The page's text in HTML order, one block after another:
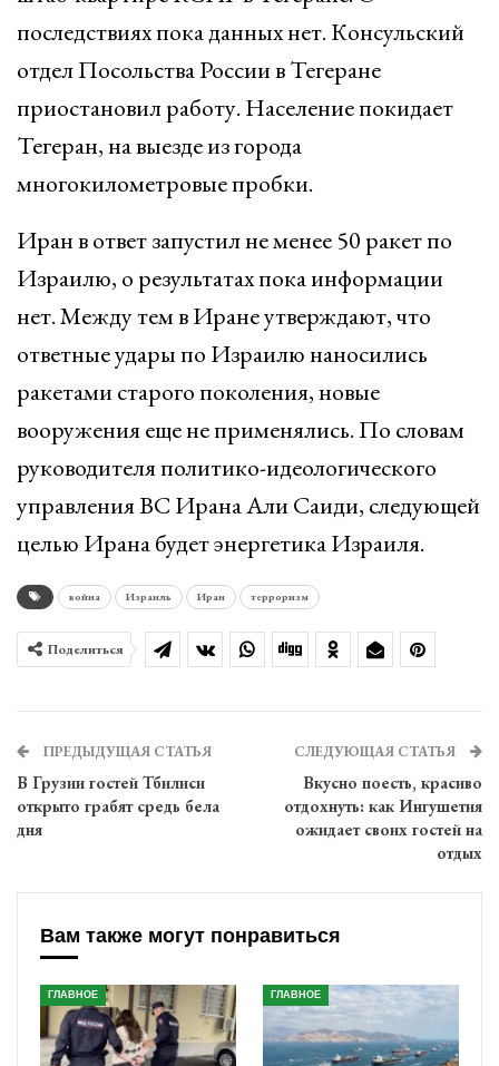
последствиях пока данных нет. Консульский
отдел Посольства России в Тегеране
приостановил работу. Население покидает
Тегеран, на выезде из города
многокилометровые пробки.
Иран в ответ запустил не менее 50 ракет по
Израилю, о результатах пока информации
нет. Между тем в Иране утверждают, что
ответные удары по Израилю наносились
ракетами старого поколения, новые
вооружения еще не применялись. По словам
руководителя политико-идеологического
управления ВС Ирана Али Саиди, следующей
целью Ирана будет энергетика Израиля.
война Израиль Иран терроризм
Поделиться
ПРЕДЫДУЩАЯ СТАТЬЯ
В Грузии гостей Тбилиси
открыто грабят средь бела
дня
СЛЕДУЮЩАЯ СТАТЬЯ
Вкусно поесть, красиво
отдохнуть: как Ингушетия
ожидает своих гостей на
отдых
Вам также могут понравиться
ГЛАВНОЕ ГЛАВНОЕ